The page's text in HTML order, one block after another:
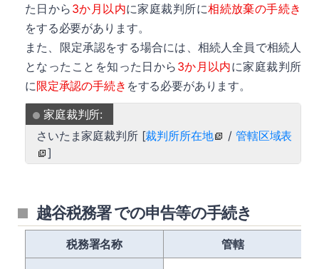
た日から 3か月以内に家庭裁判所に相続放棄の手続き
をする必要があります。
また、限定承認をする場合には、相続人全員で相続人
となったことを知った日から 3か月以内に家庭裁判所
に限定承認の手続き をする必要があります。
家庭裁判所:
さいたま家庭裁判所 [裁判所所在地 /管轄区域表
]
越谷税務署 での申告等の手続き
税務署名称 管轄